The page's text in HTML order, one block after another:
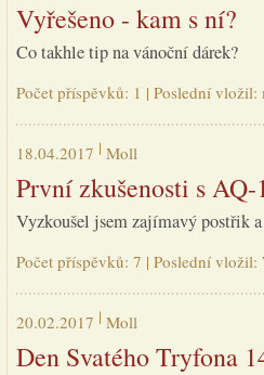
Vyřešeno - kam s ní?
Co takhle tip na vánoční dárek?
Počet příspěvků: 1 | Poslední
18.04.2017 Moll
První zkušenosti s AQ-
Vyzkoušel jsem zajímavý postřik
Počet příspěvků: 7 | Poslední
20.02.2017 Moll
Den Svatého Tryfona